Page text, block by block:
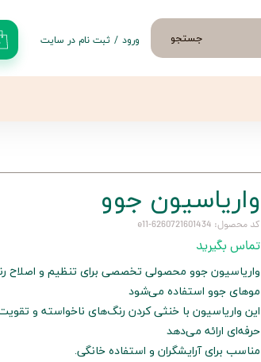
جستجو ورود / ثبت نام در سایت
واریاسیون جوو
کد محصول: 6260721601434-e11
تماس بگیرید
واریاسیون جوو محصولی تخصصی برای تنظیم و اصلاح
موهای جوو استفاده می‌شود
این واریاسیون با خنثی کردن رنگ‌های ناخواسته و
حرفه‌ای ارائه می‌دهد
مناسب برای آرایشگران و استفاده خانگی.